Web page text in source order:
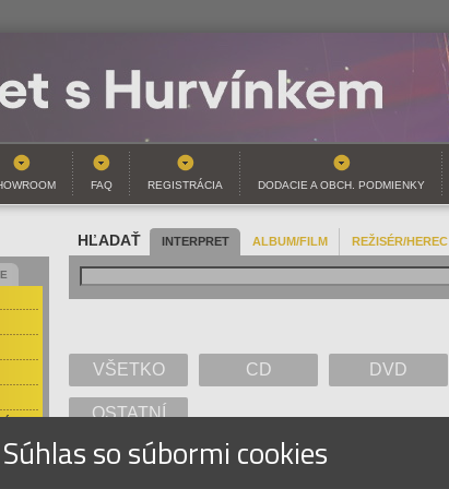
FAQ REGISTRÁCIA DODACIE A OBCH. PODMIENKY
HĽADAŤ INTERPRET ALBUM/FILM REŽISÉR/HEREC
VŠETKO CD DVD
OSTATNÍ
Súhlas so súbormi cookies